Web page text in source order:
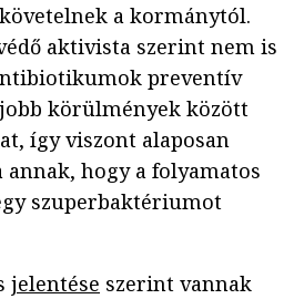
a kormánytól.
aktivista szerint nem is
preventív
körülmények között
így viszont alaposan
annak, hogy a folyamatos
szuperbaktériumot
jelentése szerint vannak